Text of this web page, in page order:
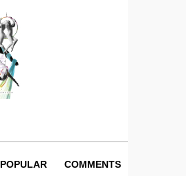
POPULAR COMMENTS